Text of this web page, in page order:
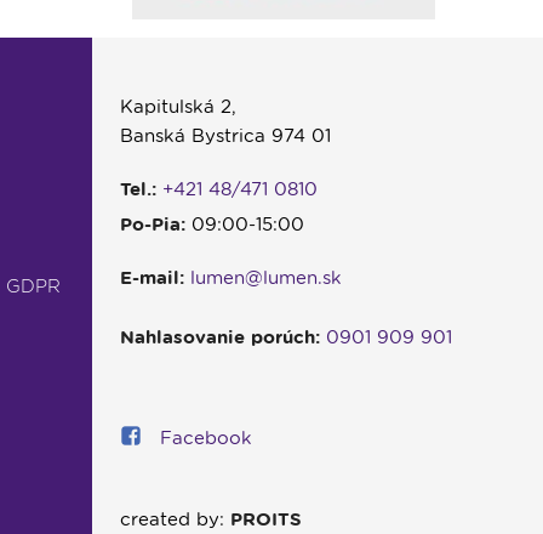
Kapitulská 2,
Banská Bystrica 974 01
Tel.: +421 48/471 0810
Po-Pia:09:00-15:00
E-mail: lumen@lumen.sk
Nahlasovanie porúch: 0901 909 901
Facebook
created by: PROITS